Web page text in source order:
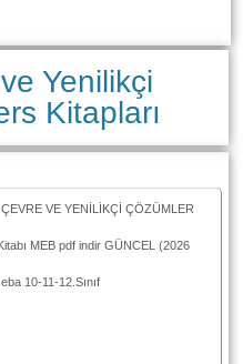
Yenilikçi
Kitapları
VE YENİLİKÇİ ÇÖZÜMLER
MEB pdf indir GÜNCEL (2026
10-11-12.Sınıf